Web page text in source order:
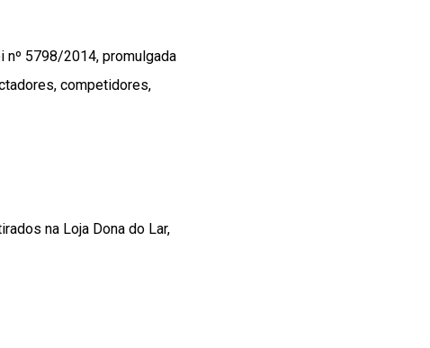
nº 5798/2014, promulgada
competidores,
na Loja Dona do Lar,